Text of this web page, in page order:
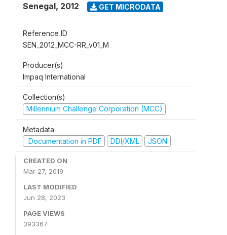
Senegal, 2012 GET MICRODATA
Reference ID
SEN_2012_MCC-RR_v01_M
Producer(s)
Impaq International
Collection(s)
Millennium Challenge Corporation (MCC)
Metadata
Documentation in PDF
DDI/XML JSON
CREATED ON
Mar 27, 2019
LAST MODIFIED
Jun 28, 2023
PAGE VIEWS
393367